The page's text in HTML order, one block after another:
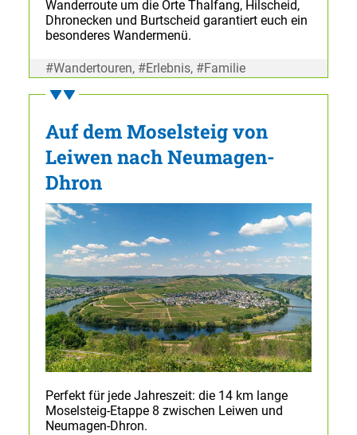
Wanderroute um die Orte Thalfang, Hilscheid,
Dhronecken und Burtscheid garantiert euch ein
besonderes Wandermenü.
#Wandertouren, #Erlebnis, #Familie
Auf dem Moselsteig von
Leiwen nach Neumagen-
Dhron
Perfekt für jede Jahreszeit: die 14 km lange
Moselsteig-Etappe 8 zwischen Leiwen und
Neumagen-Dhron.